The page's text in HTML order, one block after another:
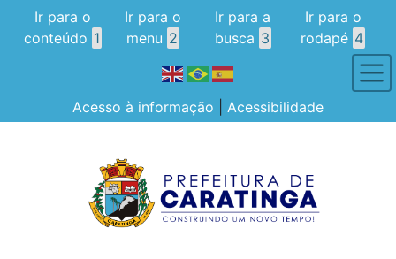
Ir para o
conteúdo 1
Ir para o
menu 2
Ir para a
busca 3
Ir para o
rodapé 4
Acesso à informação Acessibilidade